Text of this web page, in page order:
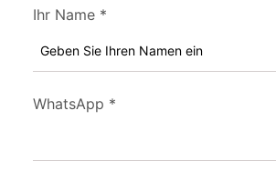
Ihr Name *
WhatsApp *